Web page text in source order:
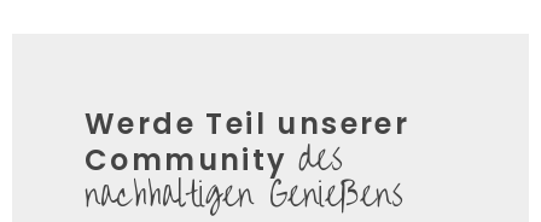
Werde Teil unserer
Community des
nachhaltigen Genießens